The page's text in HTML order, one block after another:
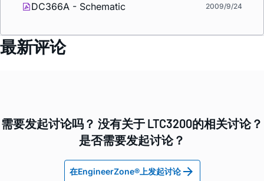
DC366A - Schematic 2009/9/24
最新评论
需要发起讨论吗？ 没有关于 LTC3200的相关讨论？
是否需要发起讨论？
在EngineerZone®上发起讨论